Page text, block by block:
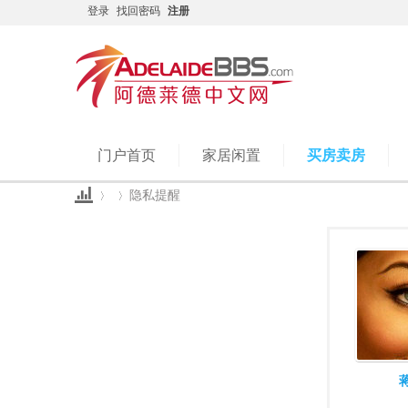
登录 找回密码 注册
门户首页 家居闲置 买房卖房
隐私提醒